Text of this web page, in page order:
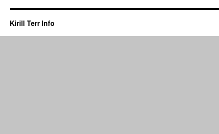
Kirill Terr Info